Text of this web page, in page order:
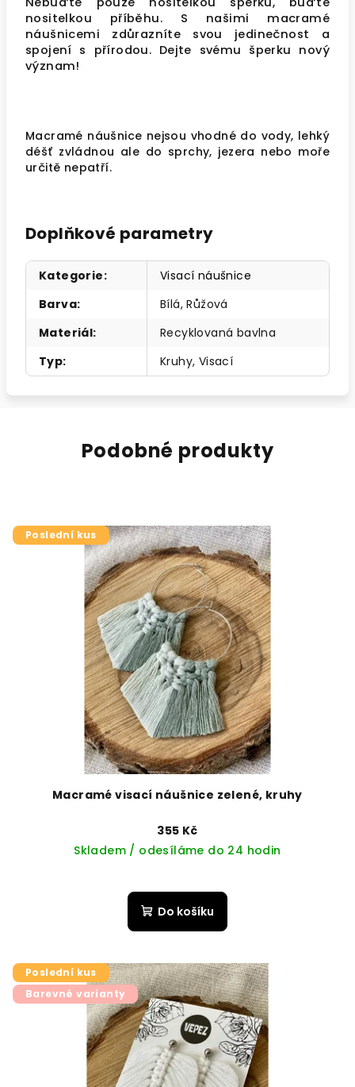
nositelkou příběhu. S našimi macramé
náušnicemi zdůrazníte svou jedinečnost a
spojení s přírodou. Dejte svému šperku nový
význam!
Macramé náušnice nejsou vhodné do vody, lehký
déšť zvládnou ale do sprchy, jezera nebo moře
určitě nepatří.
Doplňkové parametry
Kategorie:
Visací náušnice
Barva:
Bílá, Růžová
Materiál:
Recyklovaná bavlna
Typ: Kruhy, Visací
Podobné produkty
Poslední kus
Macramé visací náušnice zelené, kruhy
355 Kč
Skladem / odesíláme do 24 hodin
Do košíku
Poslední kus
Barevné varianty